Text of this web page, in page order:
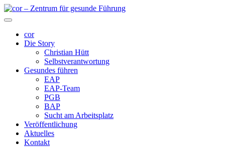
cor
Die Story
Christian Hütt
Selbstverantwortung
Gesundes führen
EAP
EAP-Team
PGB
BAP
Sucht am Arbeitsplatz
Veröffentlichung
Aktuelles
Kontakt